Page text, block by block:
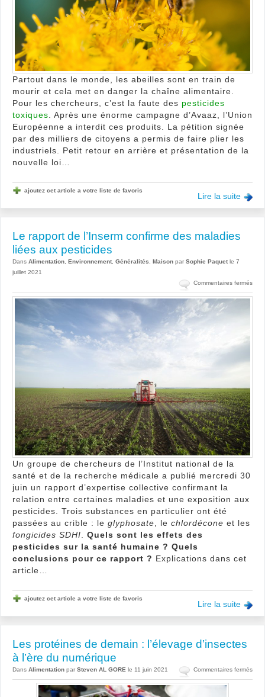
Partout dans le monde, les abeilles sont en train de
mourir et cela met en danger la chaîne alimentaire.
Pour les chercheurs, c’est la faute des pesticides
toxiques . Après une énorme campagne d’Avaaz, l’Union
Européenne a interdit ces produits. La pétition signée
par des milliers de citoyens a permis de faire plier les
industriels. Petit retour en arrière et présentation de la
nouvelle loi…
Lire la suite
ajoutez cet article a votre liste de favoris
Le rapport de l’Inserm confirme des maladies
liées aux pesticides
Dans Alimentation Environnement Généralités Maison par Sophie Paquet le 7
juillet 2021
Commentaires ferméssur
Le
Un groupe de chercheurs de l’Institut national de la
santé et de la recherche médicale a publié mercredi 30
juin un rapport d’expertise collective confirmant la
relation entre certaines maladies et une exposition aux
pesticides. Trois substances en particulier ont été
passées au crible : le glyphosate , le chlordécone et les
fongicides SDHI
Quels sont les effets des
pesticides sur la santé humaine ? Quels
conclusions pour ce rapport ? Explications dans cet
article…
Lire la suite
ajoutez cet article a votre liste de favoris
Les protéines de demain : l’élevage d’insectes
à l’ère du numérique
Dans Alimentation par Steven AL GORE le 11 juin 2021 Commentaires ferméssur
Les